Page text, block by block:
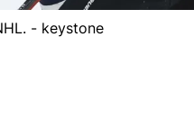
- keystone